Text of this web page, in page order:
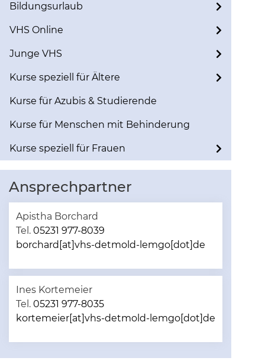
Bildungsurlaub
VHS Online
Junge VHS
Kurse speziell für Ältere
Kurse für Azubis & Studierende
Kurse für Menschen mit Behinderung
Kurse speziell für Frauen
Ansprechpartner
Apistha Borchard
Tel. 05231 977-8039
borchard[at]vhs-detmold-lemgo[dot]de
Ines Kortemeier
Tel. 05231 977-8035
kortemeier[at]vhs-detmold-lemgo[dot]de